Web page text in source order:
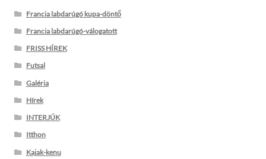
Francia labdarúgó kupa-döntő
Francia labdarúgó-válogatott
FRISS HÍREK
Futsal
Galéria
Hírek
INTERJÚK
Itthon
Kajak-kenu